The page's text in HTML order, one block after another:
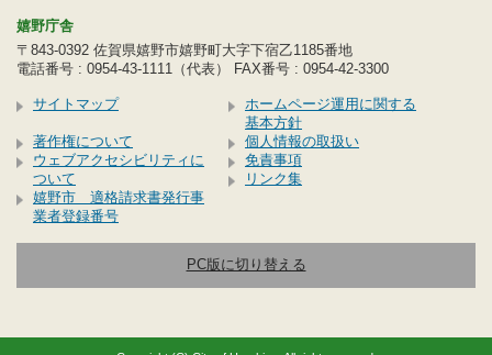
嬉野庁舎
〒843-0392 佐賀県嬉野市嬉野町大字下宿乙1185番地
電話番号 : 0954-43-1111（代表） FAX番号 : 0954-42-3300
サイトマップ
ホームページ運用に関する
基本方針
著作権について
個人情報の取扱い
ウェブアクセシビリティに
ついて
免責事項
リンク集
嬉野市 適格請求書発行事
業者登録番号
PC版に切り替える